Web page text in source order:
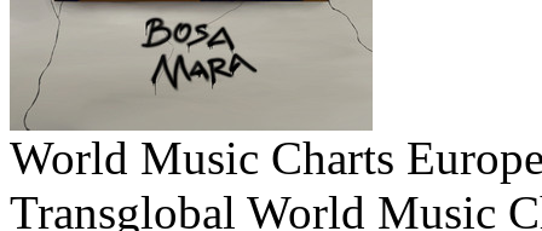
World Music Charts
Transglobal World Music